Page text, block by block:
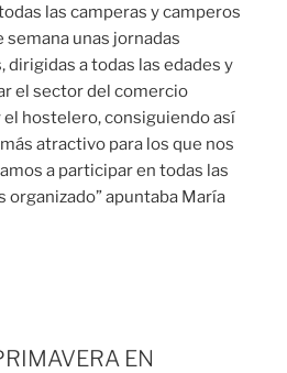
las camperas y camperos
unas jornadas
a todas las edades y
el sector del comercio
hostelero, consiguiendo así
atractivo para los que nos
a participar en todas las
apuntaba María
EN